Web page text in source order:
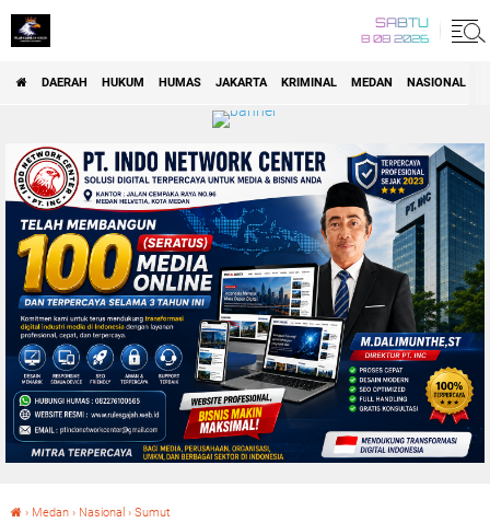
SABTU
8 08 2026
DAERAH HUKUM HUMAS JAKARTA KRIMINAL MEDAN NASIONAL
› Medan › Nasional › Sumut